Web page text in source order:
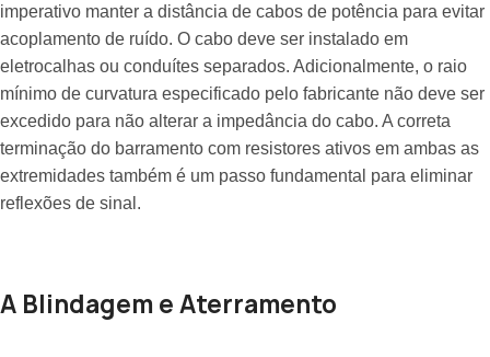
imperativo manter a distância de cabos de potência para evitar
acoplamento de ruído. O cabo deve ser instalado em
eletrocalhas ou conduítes separados. Adicionalmente, o raio
mínimo de curvatura especificado pelo fabricante não deve ser
excedido para não alterar a impedância do cabo. A correta
terminação do barramento com resistores ativos em ambas as
extremidades também é um passo fundamental para eliminar
reflexões de sinal.
A Blindagem e Aterramento